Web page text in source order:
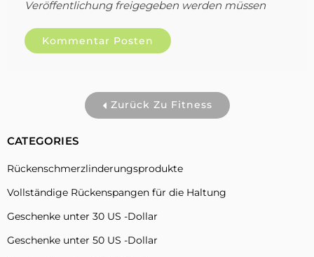
Veröffentlichung freigegeben werden müssen
Zurück Zu Fitness
CATEGORIES
Rückenschmerzlinderungsprodukte
Vollständige Rückenspangen für die Haltung
Geschenke unter 30 US -Dollar
Geschenke unter 50 US -Dollar